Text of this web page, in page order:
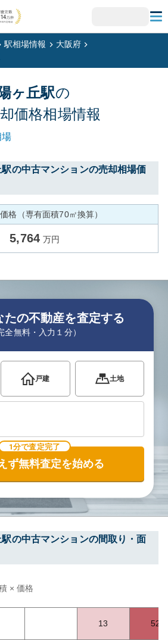
駅相場情報
大阪府
ヶ丘駅の
価格相場情報
駅の中古マンションの売却相場価
格（専有面積70㎡換算）
5,764 万円
たの不動産を査定する
全無料・入力１分）
戸建 土地
1分で査定完了
ず無料査定を始める
駅の中古マンションの間取り・面
× 価格
13 52